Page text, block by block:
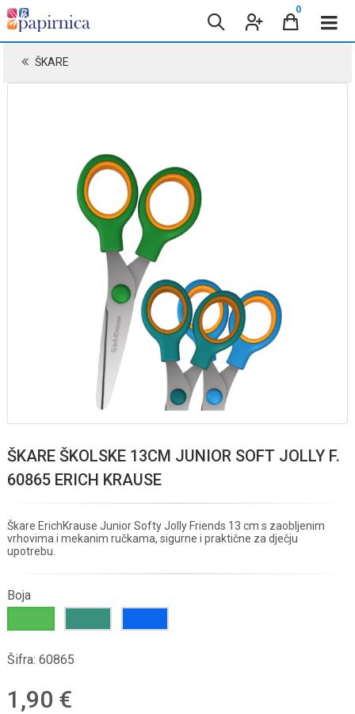
0
ŠKARE
ŠKARE ŠKOLSKE 13CM JUNIOR SOFT JOLLY F.
60865 ERICH KRAUSE
Škare ErichKrause Junior Softy Jolly Friends 13 cm s zaobljenim
vrhovima i mekanim ručkama, sigurne i praktične za dječju
upotrebu.
Boja
Šifra: 60865
1,90 €